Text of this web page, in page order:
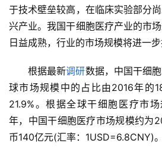
于技术壁垒较高，在临床实验部分
兴产业。我国干细胞医疗产业的市
日益成熟，行业的市场规模将进一步
根据最新调研数据，中国干细
球市场规模中的占比由2016年的
21.9%。根据全球干细胞医疗市
年，中国干细胞医疗市场规模约为
币140亿元(汇率：1USD=6.8CNY)。